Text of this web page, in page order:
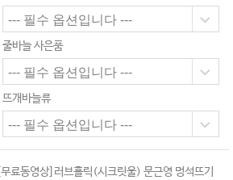
줄바늘 사은품
뜨개바늘류
[무료동영상]러브홀릭(시크릿울) 문근영 멍석뜨기